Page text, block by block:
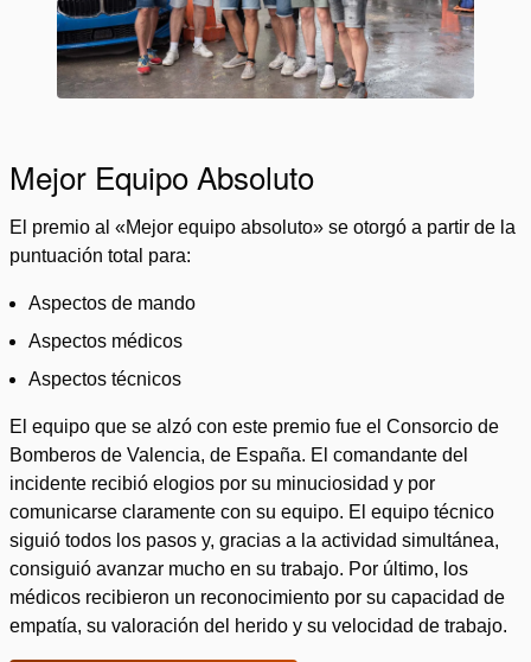
Mejor Equipo Absoluto
El premio al «Mejor equipo absoluto» se otorgó a partir de la
puntuación total para:
Aspectos de mando
Aspectos médicos
Aspectos técnicos
El equipo que se alzó con este premio fue el Consorcio de
Bomberos de Valencia, de España. El comandante del
incidente recibió elogios por su minuciosidad y por
comunicarse claramente con su equipo. El equipo técnico
siguió todos los pasos y, gracias a la actividad simultánea,
consiguió avanzar mucho en su trabajo. Por último, los
médicos recibieron un reconocimiento por su capacidad de
empatía, su valoración del herido y su velocidad de trabajo.